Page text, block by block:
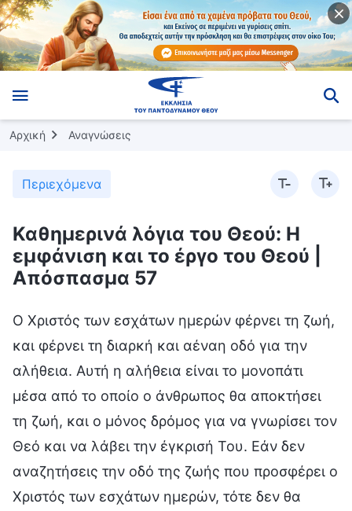
Αρχική Αναγνώσεις
Περιεχόμενα
Καθημερινά λόγια του Θεού: Η
εμφάνιση και το έργο του Θεού |
Απόσπασμα 57
Ο Χριστός των εσχάτων ημερών φέρνει τη ζωή,
και φέρνει τη διαρκή και αέναη οδό για την
αλήθεια. Αυτή η αλήθεια είναι το μονοπάτι
μέσα από το οποίο ο άνθρωπος θα αποκτήσει
τη ζωή, και ο μόνος δρόμος για να γνωρίσει τον
Θεό και να λάβει την έγκρισή Του. Εάν δεν
αναζητήσεις την οδό της ζωής που προσφέρει ο
Χριστός των εσχάτων ημερών, τότε δεν θα